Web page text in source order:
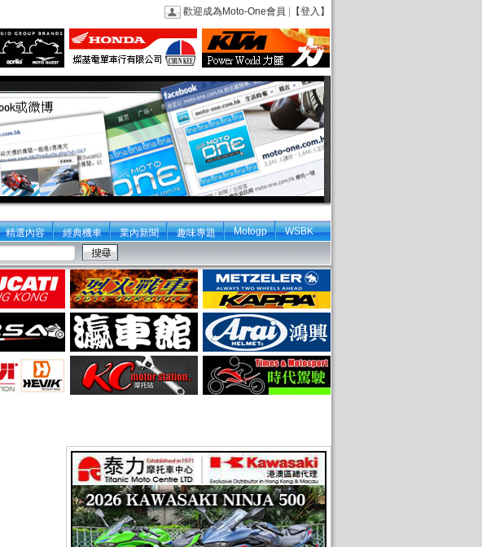
歡迎成為Moto-One會員 【登入】
精選內容 經典機車 業內新聞 趣味專題 Motogp WSBK